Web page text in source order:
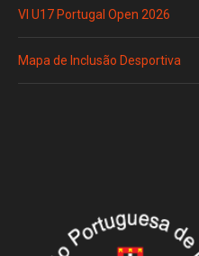
VI U17 Portugal Open 2026
Mapa de Inclusão Desportiva